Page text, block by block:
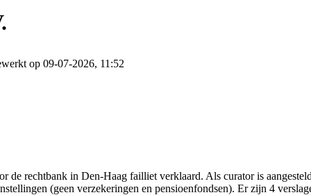
op 09-07-2026, 11:52
rechtbank in Den-Haag failliet verklaard. Als curator is
(geen verzekeringen en pensioenfondsen). Er zijn 4